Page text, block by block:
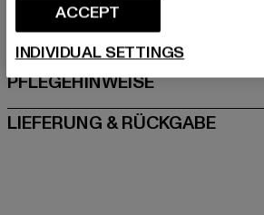
GRÖSSE & PASSFORM
PFLEGEHINWEISE
LIEFERUNG & RÜCKGABE
ACCEPT
INDIVIDUAL SETTINGS